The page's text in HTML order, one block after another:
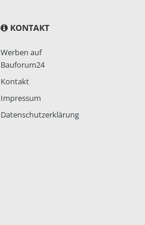
KONTAKT
Werben auf
Bauforum24
Kontakt
Impressum
Datenschutzerklärung